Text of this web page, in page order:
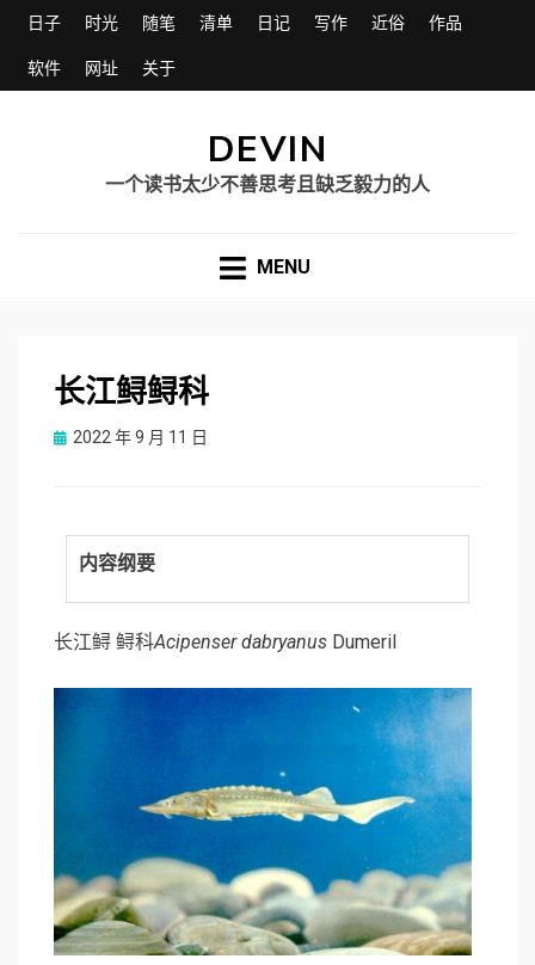
日子 时光 随笔 清单 日记 写作 近俗 作品
软件 网址 关于
DEVIN
一个读书太少不善思考且缺乏毅力的人
MENU
长江鲟鲟科
Posted
2022 年 9 月 11 日
内容纲要
长江鲟 鲟科Acipenser dabryanus Dumeril